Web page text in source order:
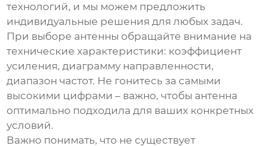
технологий, и мы можем предложить
индивидуальные решения для любых задач.
При выборе антенны обращайте внимание на
технические характеристики: коэффициент
усиления, диаграмму направленности,
диапазон частот. Не гонитесь за самыми
высокими цифрами – важно, чтобы антенна
оптимально подходила для ваших конкретных
условий.
Важно понимать, что не существует